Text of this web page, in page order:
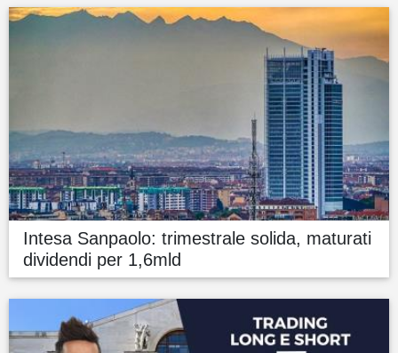
Intesa Sanpaolo: trimestrale solida, maturati
dividendi per 1,6mld